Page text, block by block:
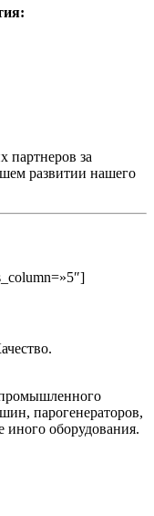
за
развитии нашего
парогенераторов,
иного оборудования.